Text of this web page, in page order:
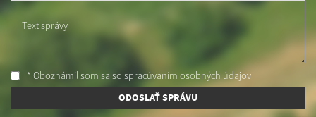
Text správy
* Oboznámil som sa so spracúvaním osobných údajov
ODOSLAŤ SPRÁVU